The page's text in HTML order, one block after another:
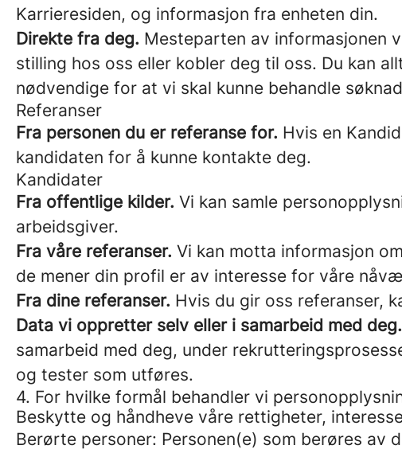
Karrieresiden, og informasjon fra enheten din.
Direkte fra deg. Mesteparten av informasjonen
stilling hos oss eller kobler deg til oss. Du kan
nødvendige for at vi skal kunne behandle
Referanser
Fra personen du er referanse for. Hvis en
kandidaten for å kunne kontakte deg.
Kandidater
Fra offentlige kilder. Vi kan samle
arbeidsgiver.
Fra våre referanser. Vi kan motta informasjon
de mener din profil er av interesse for våre
Fra dine referanser. Hvis du gir oss referanser,
Data vi oppretter selv eller i samarbeid med deg.
samarbeid med deg, under
og tester som utføres.
4. For hvilke formål behandler vi
Beskytte og håndheve våre rettigheter,
Berørte personer: Personen(e) som berøres av